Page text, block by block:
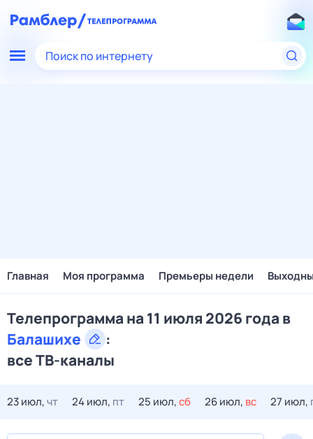
Поиск по интернету
Главная Моя программа Премьеры недели
Телепрограмма на 11 июля 2026 года в
Балашихе
:
все ТВ-каналы
23 июл,чт 24 июл, пт 25 июл,сб 26 июл, вс 27 июл,